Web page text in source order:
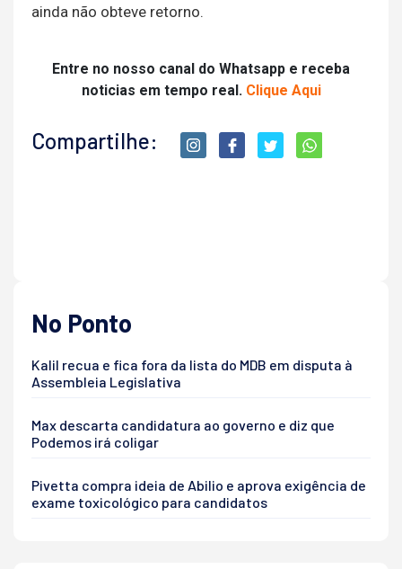
ainda não obteve retorno.
Entre no nosso canal do Whatsapp e receba
noticias em tempo real. Clique Aqui
Compartilhe:
No Ponto
Kalil recua e fica fora da lista do MDB em disputa à
Assembleia Legislativa
Max descarta candidatura ao governo e diz que
Podemos irá coligar
Pivetta compra ideia de Abilio e aprova exigência de
exame toxicológico para candidatos